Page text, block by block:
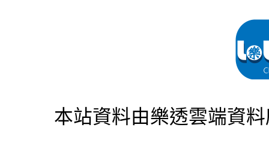
本站資料由樂透雲端資